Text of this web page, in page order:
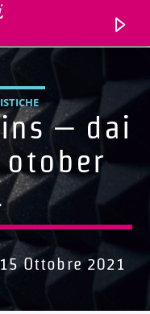
– dai
otober
Ottobre 2021